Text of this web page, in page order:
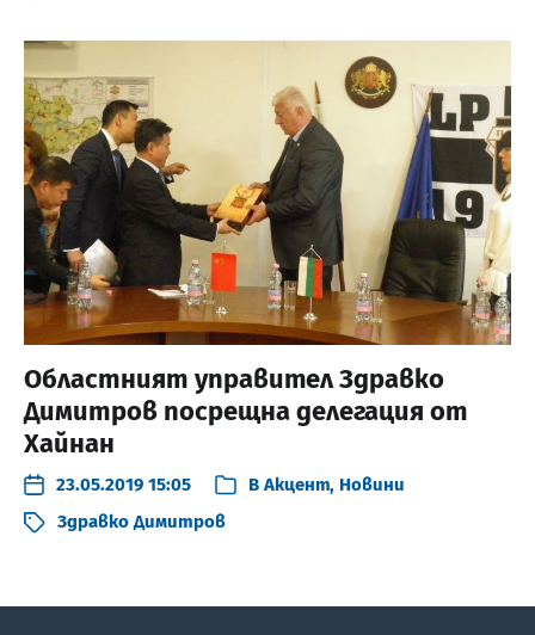
Областният управител Здравко
Димитров посрещна делегация от
Хайнан
23.05.2019 15:05 В Акцент, Новини
Здравко Димитров